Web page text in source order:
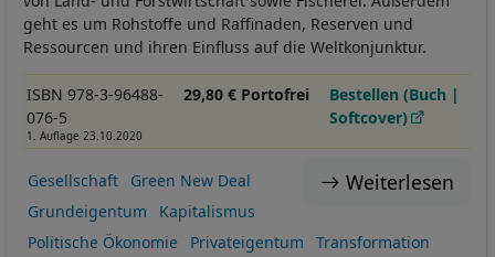
geht es um Rohstoffe und Raffinaden, Reserven und
Ressourcen und ihren Einfluss auf die Weltkonjunktur.
ISBN 978-3-96488-
076-5
1. Auflage 23.10.2020
29,80 € Portofrei
Bestellen (Buch |
Softcover)
Weiterlesen
Gesellschaft
Green New Deal
Grundeigentum
Kapitalismus
Politische Ökonomie
Privateigentum
Transformation